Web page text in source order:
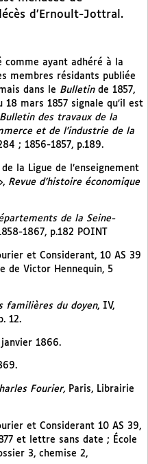
d’Ernoult-Jottral.
comme ayant adhéré à la
membres résidants publiée
dans le Bulletin de 1857,
18 mars 1857 signale qu’il est
Bulletin des travaux de la
et de l’industrie de la
; 1856-1857, p.189.
la Ligue de l’enseignement
Revue d’histoire économique
de la Seine-
1867, p.182 POINT
et Considerant, 10 AS 39
de Victor Hennequin, 5
familières du doyen, IV,
12.
1866.
Fourier, Paris, Librairie
et Considerant 10 AS 39,
et lettre sans date ; École
3, chemise 2,